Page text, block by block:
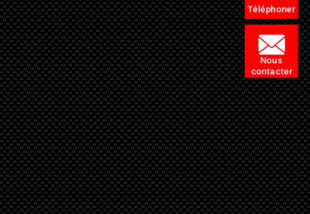
Téléphoner
Nous
contacter